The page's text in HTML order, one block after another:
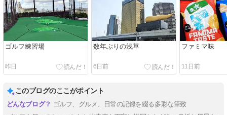
ゴルフ練習場
昨日
数年ぶりの浅草
6日前
ファミマ味
11日前
このブログのここがポイント
ゴルフ、グルメ、日常の記録を綴る多彩な筆致